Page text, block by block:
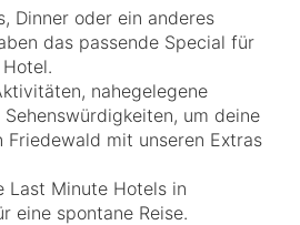
Dinner oder ein anderes
das passende Special für
nahegelegene
um deine
Friedewald mit unseren Extras
Last Minute Hotels in
eine spontane Reise.